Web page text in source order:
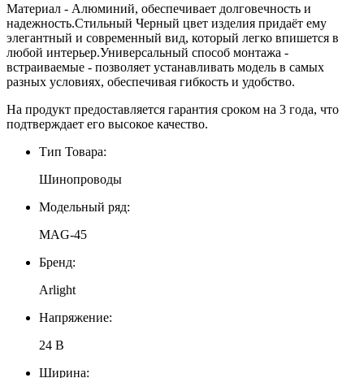
Материал - Алюминий, обеспечивает долговечность и
надежность.Стильный Черный цвет изделия придаёт ему
элегантный и современный вид, который легко впишется в
любой интерьер.Универсальный способ монтажа -
встраиваемые - позволяет устанавливать модель в самых
разных условиях, обеспечивая гибкость и удобство.
На продукт предоставляется гарантия сроком на 3 года, что
подтверждает его высокое качество.
Тип Товара:
Шинопроводы
Модельный ряд:
MAG-45
Бренд:
Arlight
Напряжение:
24 В
Ширина: